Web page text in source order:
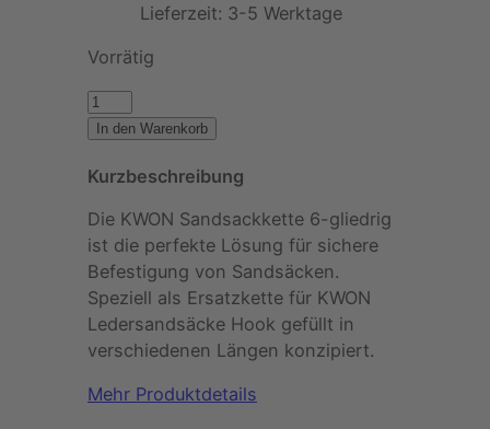
Lieferzeit: 3-5 Werktage
Vorrätig
K
W
N
S
a
n
d
s
a
c
In den Warenkorb
Kurzbeschreibung
Die KWON Sandsackkette 6-gliedrig
ist die perfekte Lösung für sichere
Befestigung von Sandsäcken.
Speziell als Ersatzkette für KWON
Ledersandsäcke Hook gefüllt in
verschiedenen Längen konzipiert.
Mehr Produktdetails